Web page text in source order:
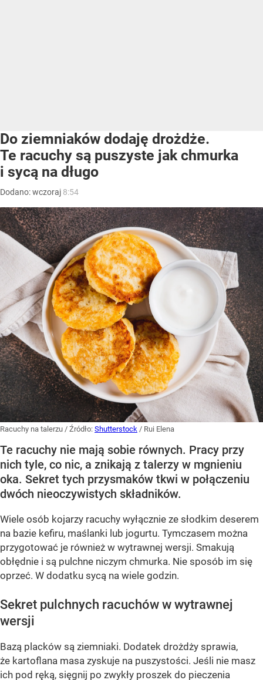
Do ziemniaków dodaję drożdże.
Te racuchy są puszyste jak chmurka
i sycą na długo
Dodano:wczoraj 8:54
Racuchy na talerzu / Źródło: Shutterstock / Rui Elena
Te racuchy nie mają sobie równych. Pracy przy
nich tyle, co nic, a znikają z talerzy w mgnieniu
oka. Sekret tych przysmaków tkwi w połączeniu
dwóch nieoczywistych składników.
Wiele osób kojarzy racuchy wyłącznie ze słodkim deserem
na bazie kefiru, maślanki lub jogurtu. Tymczasem można
przygotować je również w wytrawnej wersji. Smakują
obłędnie i są pulchne niczym chmurka. Nie sposób im się
oprzeć. W dodatku sycą na wiele godzin.
Sekret pulchnych racuchów w wytrawnej
wersji
Bazą placków są ziemniaki. Dodatek drożdży sprawia,
że kartoflana masa zyskuje na puszystości. Jeśli nie masz
ich pod ręką, sięgnij po zwykły proszek do pieczenia